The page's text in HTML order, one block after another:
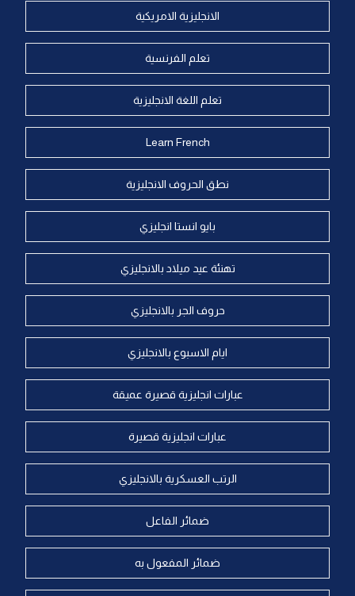
الانجليزية الامريكية
تعلم الفرنسية
تعلم اللغة الانجليزية
Learn French
نطق الحروف الانجليزية
بايو انستا انجليزي
تهنئة عيد ميلاد بالانجليزي
حروف الجر بالانجليزي
ايام الاسبوع بالانجليزي
عبارات انجليزية قصيرة عميقة
عبارات انجليزية قصيرة
الرتب العسكرية بالانجليزي
ضمائر الفاعل
ضمائر المفعول به